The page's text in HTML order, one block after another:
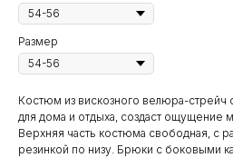
Размер
Костюм из вискозного велюра-стрейч
для дома и отдыха, создаст ощущение
Верхняя часть костюма свободная, с
резинкой по низу. Брюки с боковыми